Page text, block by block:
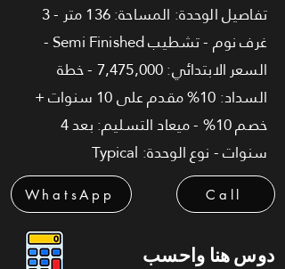
تفاصيل الوحدة: المساحة: 136 متر - 3
غرف نوم - تشطيب Semi Finished -
السعر الابتدائي: 7,475,000 - خطة
السداد: 10% مقدم على 10 سنوات +
خصم 10% - ميعاد التسليم: بعد 4
سنوات - نوع الوحدة: Typical
WhatsApp Call
دوس هنا واحسب